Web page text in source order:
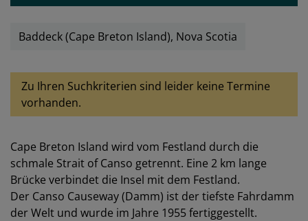
Baddeck (Cape Breton Island), Nova Scotia
Zu Ihren Suchkriterien sind leider keine Termine
vorhanden.
Cape Breton Island wird vom Festland durch die
schmale Strait of Canso getrennt. Eine 2 km lange
Brücke verbindet die Insel mit dem Festland.
Der Canso Causeway (Damm) ist der tiefste Fahrdamm
der Welt und wurde im Jahre 1955 fertiggestellt.